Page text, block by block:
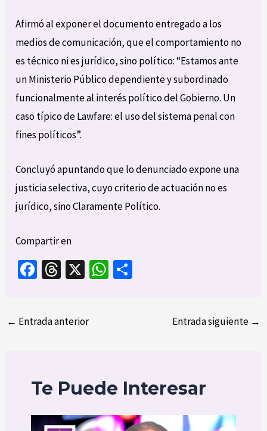
Afirmó al exponer el documento entregado a los
medios de comunicación, que el comportamiento no
es técnico ni es jurídico, sino político: “Estamos ante
un Ministerio Público dependiente y subordinado
funcionalmente al interés político del Gobierno. Un
caso típico de Lawfare: el uso del sistema penal con
fines políticos”.
Concluyó apuntando que lo denunciado expone una
justicia selectiva, cuyo criterio de actuación no es
jurídico, sino Claramente Político.
Compartir en
Fa
o
T
ds
X
W
← Entrada anterior Entrada siguiente →
Te Puede Interesar